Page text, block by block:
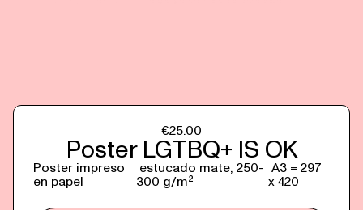
Poster LGTBQ+ IS OK
Poster impreso
en papel
estucado mate, 250-
300 g/m²
A3 = 297
x 420
€25.00